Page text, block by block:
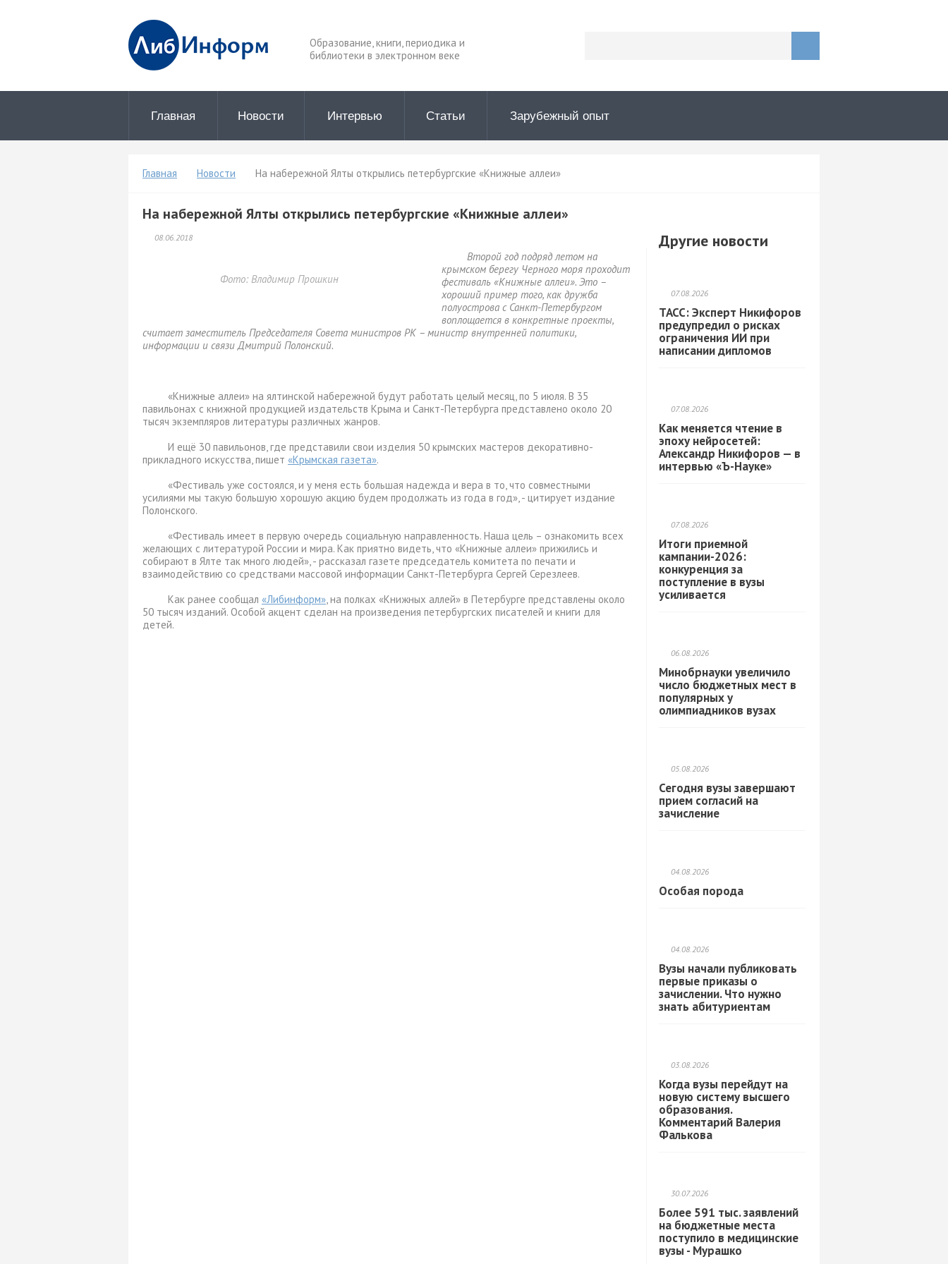
Образование, книги, периодика и
библиотеки в электронном веке
Главная Новости Интервью Статьи Зарубежный опыт
Главная Новости На набережной Ялты открылись петербургские «Книжные аллеи»
На набережной Ялты открылись петербургские «Книжные аллеи»
Другие новости
07.08.2026
ТАСС: Эксперт Никифоров
предупредил о рисках
ограничения ИИ при
написании дипломов
07.08.2026
Как меняется чтение в
эпоху нейросетей:
Александр Никифоров — в
интервью «Ъ-Науке»
07.08.2026
Итоги приемной
кампании-2026:
конкуренция за
поступление в вузы
усиливается
06.08.2026
Минобрнауки увеличило
число бюджетных мест в
популярных у
олимпиадников вузах
05.08.2026
Сегодня вузы завершают
прием согласий на
зачисление
04.08.2026
Особая порода
04.08.2026
Вузы начали публиковать
первые приказы о
зачислении. Что нужно
знать абитуриентам
03.08.2026
Когда вузы перейдут на
новую систему высшего
образования.
Комментарий Валерия
Фалькова
30.07.2026
Более 591 тыс. заявлений
на бюджетные места
поступило в медицинские
вузы - Мурашко
08.06.2018
Фото: Владимир Прошкин
Второй год подряд летом на
крымском берегу Черного моря проходит
фестиваль «Книжные аллеи». Это –
хороший пример того, как дружба
полуострова с Санкт-Петербургом
воплощается в конкретные проекты,
считает заместитель Председателя Совета министров РК – министр внутренней политики,
информации и связи Дмитрий Полонский.
«Книжные аллеи» на ялтинской набережной будут работать целый месяц, по 5 июля. В 35
павильонах с книжной продукцией издательств Крыма и Санкт-Петербурга представлено около 20
тысяч экземпляров литературы различных жанров.
И ещё 30 павильонов, где представили свои изделия 50 крымских мастеров декоративно-
прикладного искусства, пишет «Крымская газета».
«Фестиваль уже состоялся, и у меня есть большая надежда и вера в то, что совместными
усилиями мы такую большую хорошую акцию будем продолжать из года в год», - цитирует издание
Полонского.
«Фестиваль имеет в первую очередь социальную направленность. Наша цель – ознакомить всех
желающих с литературой России и мира. Как приятно видеть, что «Книжные аллеи» прижились и
собирают в Ялте так много людей», - рассказал газете председатель комитета по печати и
взаимодействию со средствами массовой информации Санкт-Петербурга Сергей Серезлеев.
Как ранее сообщал «Либинформ», на полках «Книжных аллей» в Петербурге представлены около
50 тысяч изданий. Особой акцент сделан на произведения петербургских писателей и книги для
детей.